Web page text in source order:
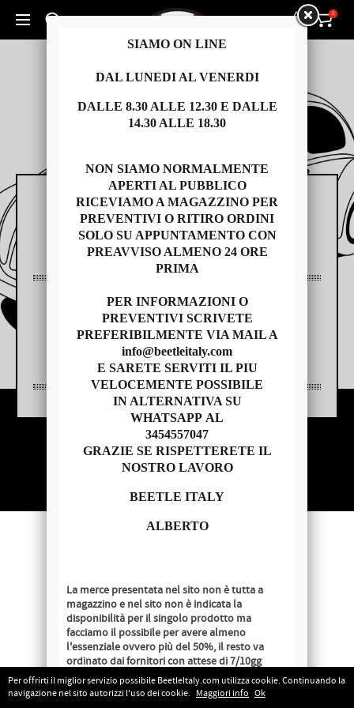
Cerca un prodotto... 0 0
Per offrirti il miglior servizio possibile BeetleItaly.com utilizza cookie. Continuando la
navigazione nel sito autorizzi l'uso dei cookie. Maggiori info Ok
RICAMBI
AUTO USATE
Copyright © 2014 - BEETLE ITALY
P.IVA 04209620279
SIAMO ON LINE
DAL LUNEDI AL VENERDI
DALLE 8.30 ALLE 12.30 E DALLE
14.30 ALLE 18.30
NON SIAMO NORMALMENTE
APERTI AL PUBBLICO
RICEVIAMO A MAGAZZINO PER
PREVENTIVI O RITIRO ORDINI
SOLO SU APPUNTAMENTO CON
PREAVVISO ALMENO 24 ORE
PRIMA
PER INFORMAZIONI O
PREVENTIVI SCRIVETE
PREFERIBILMENTE VIA MAIL A
info@beetleitaly.com
E SARETE SERVITI IL PIU
VELOCEMENTE POSSIBILE
IN ALTERNATIVA SU
WHATSAPP AL
3454557047
GRAZIE SE RISPETTERETE IL
NOSTRO LAVORO
BEETLE ITALY
ALBERTO
La merce presentata nel sito non è tutta a
magazzino e nel sito non è indicata la
disponibilità per il singolo prodotto ma
facciamo il possibile per avere almeno
l'essenziale ovvero più del 50%, il resto va
ordinato dai fornitori con attese di 7/10gg
lavorativi salvo disponibilità al momento
dell'ordine.